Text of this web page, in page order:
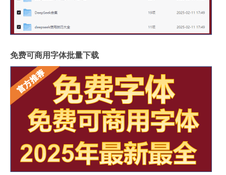
免费可商用字体批量下载